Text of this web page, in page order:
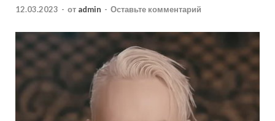
12.03.2023 - от admin - Оставьте комментарий